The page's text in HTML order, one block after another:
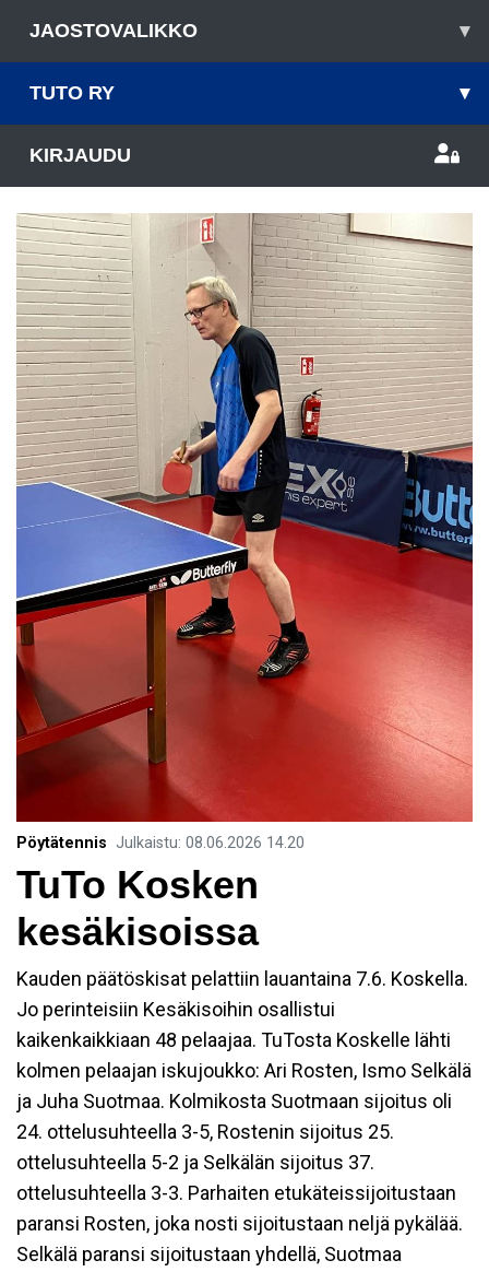
JAOSTOVALIKKO ▾
TUTO RY ▾
KIRJAUDU
Pöytätennis Julkaistu: 08.06.2026 14.20
TuTo Kosken
kesäkisoissa
Kauden päätöskisat pelattiin lauantaina 7.6. Koskella.
Jo perinteisiin Kesäkisoihin osallistui
kaikenkaikkiaan 48 pelaajaa. TuTosta Koskelle lähti
kolmen pelaajan iskujoukko: Ari Rosten, Ismo Selkälä
ja Juha Suotmaa. Kolmikosta Suotmaan sijoitus oli
24. ottelusuhteella 3-5, Rostenin sijoitus 25.
ottelusuhteella 5-2 ja Selkälän sijoitus 37.
ottelusuhteella 3-3. Parhaiten etukäteissijoitustaan
paransi Rosten, joka nosti sijoitustaan neljä pykälää.
Selkälä paransi sijoitustaan yhdellä, Suotmaa